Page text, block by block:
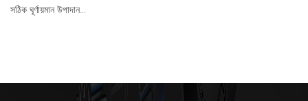
সঠিক ঘূর্ণায়মান উপাদান...